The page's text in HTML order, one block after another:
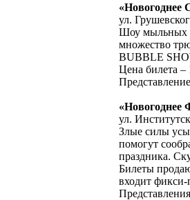
ул.
Шоу мыльных
множество
BUBBLE
Цена билета –
«Новогоднее
ул.
Злые силы
помогут
праздника.
Билеты
входит фикси-